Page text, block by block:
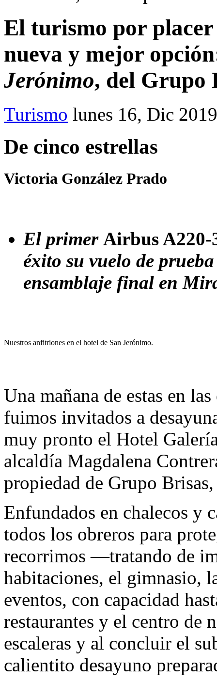
El turismo por
nueva y mejor
Jerónimo, del Grupo
Turismo lunes 16, Dic 2019
De cinco estrellas
Victoria González Prado
El primer Airbus A220-
éxito su vuelo de
ensamblaje final en
Nuestros anfitriones en el hotel de San Jerónimo.
Una mañana de estas en
fuimos invitados a
muy pronto el Hotel
alcaldía Magdalena
propiedad de Grupo
Enfundados en chalecos y
todos los obreros para
recorrimos —tratando de
habitaciones, el gimnasio,
eventos, con capacidad
restaurantes y el centro de
escaleras y al concluir el
calientito desayuno